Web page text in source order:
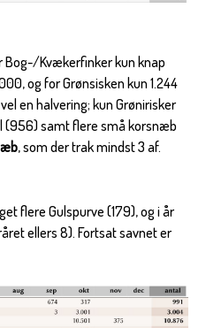
Bog-/Kvækerfinker kun knap
og for Grønsisken kun 1.244
en halvering; kun Grønirisker
(956) samt flere små korsnæb
, som der trak mindst 3 af.
flere Gulspurve (179), og i år
ellers 8). Fortsat savnet er